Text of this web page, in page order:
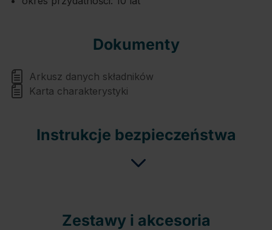
Dokumenty
Arkusz danych składników
Karta charakterystyki
Instrukcje bezpieczeństwa
Zestawy i akcesoria